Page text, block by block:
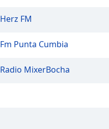
Herz FM
Fm Punta Cumbia
Radio MixerBocha